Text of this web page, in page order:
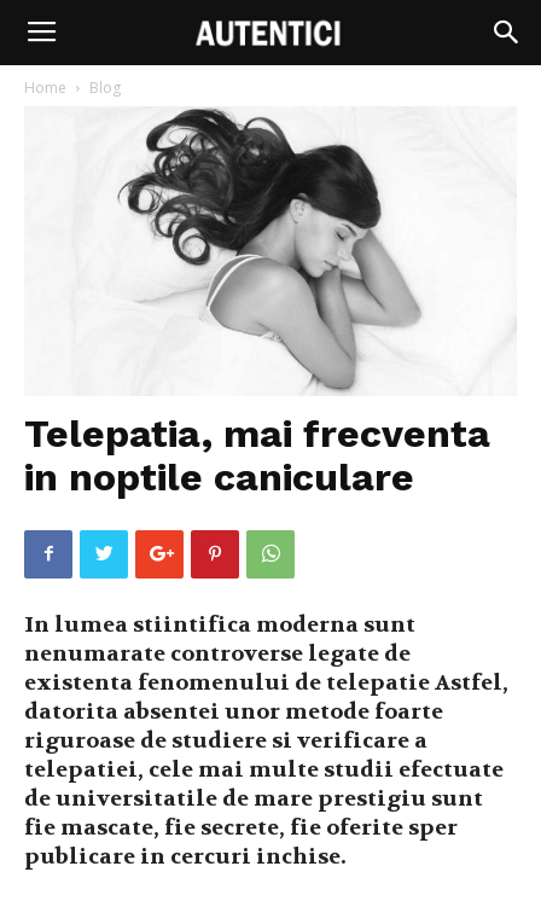
Home Blog
Telepatia, mai frecventa
in noptile caniculare
In lumea stiintifica moderna sunt
nenumarate controverse legate de
existenta fenomenului de telepatie Astfel,
datorita absentei unor metode foarte
riguroase de studiere si verificare a
telepatiei, cele mai multe studii efectuate
de universitatile de mare prestigiu sunt
fie mascate, fie secrete, fie oferite sper
publicare in cercuri inchise.